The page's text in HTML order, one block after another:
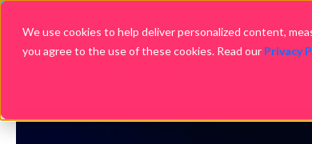
We use cookies to help deliver personalized content,
you agree to the use of these cookies. Read our Privacy